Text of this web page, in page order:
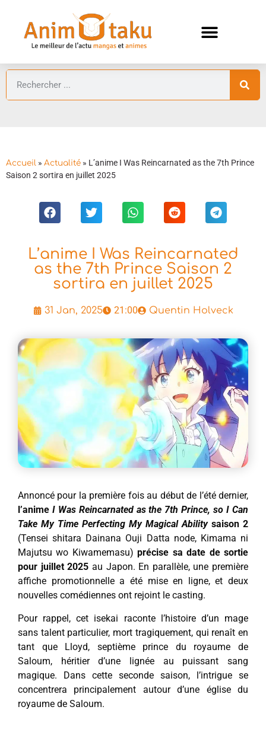
Accueil » Actualité » L’anime I Was Reincarnated as the 7th Prince
Saison 2 sortira en juillet 2025
L’anime I Was Reincarnated
as the 7th Prince Saison 2
sortira en juillet 2025
31 Jan, 2025 21:00 Quentin Holveck
Annoncé pour la première fois au début de l’été dernier,
l’anime I Was Reincarnated as the 7th Prince, so I Can
Take My Time Perfecting My Magical Abilitysaison 2
(Tensei shitara Dainana Ouji Datta node, Kimama ni
Majutsu wo Kiwamemasu)précise sa date de sortie
pour juillet 2025 au Japon. En parallèle, une première
affiche promotionnelle a été mise en ligne, et deux
nouvelles comédiennes ont rejoint le casting.
Pour rappel, cet isekai raconte l’histoire d’un mage
sans talent particulier, mort tragiquement, qui renaît en
tant que Lloyd, septième prince du royaume de
Saloum, héritier d’une lignée au puissant sang
magique. Dans cette seconde saison, l’intrigue se
concentrera principalement autour d’une église du
royaume de Saloum.